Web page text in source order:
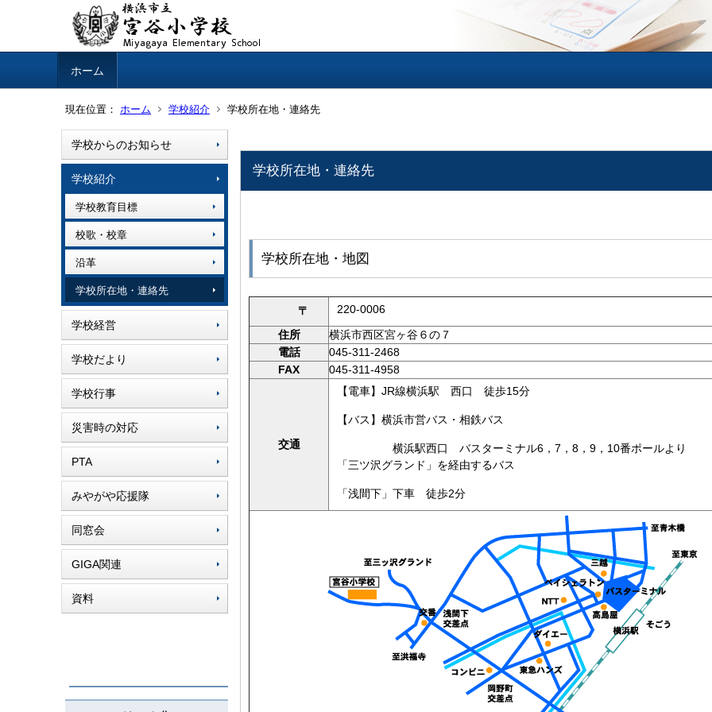
ホーム
現在位置： ホーム 学校紹介 学校所在地・連絡先
学校からのお知らせ
学校紹介
学校教育目標
校歌・校章
沿革
学校所在地・連絡先
学校経営
学校だより
学校行事
災害時の対応
PTA
みやがや応援隊
同窓会
GIGA関連
資料
学校所在地・連絡先
学校所在地・地図
〒
220-0006
住所
横浜市西区宮ヶ谷６の７
電話
045-311-2468
FAX
045-311-4958
交通
【電車】JR線横浜駅 西口 徒歩15分
【バス】横浜市営バス・相鉄バス
横浜駅西口 バスターミナル6，7，8，9，10番ポー
「三ツ沢グランド」を経由するバス
「浅間下」下車 徒歩2分